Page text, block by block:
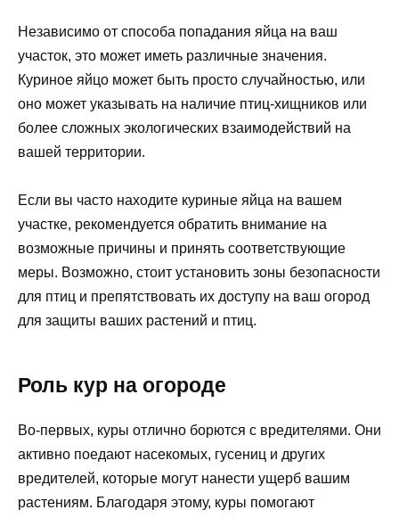
Независимо от способа попадания яйца на ваш
участок, это может иметь различные значения.
Куриное яйцо может быть просто случайностью, или
оно может указывать на наличие птиц-хищников или
более сложных экологических взаимодействий на
вашей территории.
Если вы часто находите куриные яйца на вашем
участке, рекомендуется обратить внимание на
возможные причины и принять соответствующие
меры. Возможно, стоит установить зоны безопасности
для птиц и препятствовать их доступу на ваш огород
для защиты ваших растений и птиц.
Роль кур на огороде
Во-первых, куры отлично борются с вредителями. Они
активно поедают насекомых, гусениц и других
вредителей, которые могут нанести ущерб вашим
растениям. Благодаря этому, куры помогают